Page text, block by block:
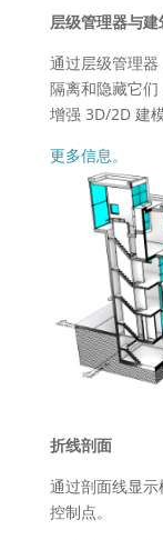
层级管理器与
通过层级管理器
隔离和隐藏它
增强 3D/2D 建模
更多信息。
折线剖面
通过剖面线显
控制点。